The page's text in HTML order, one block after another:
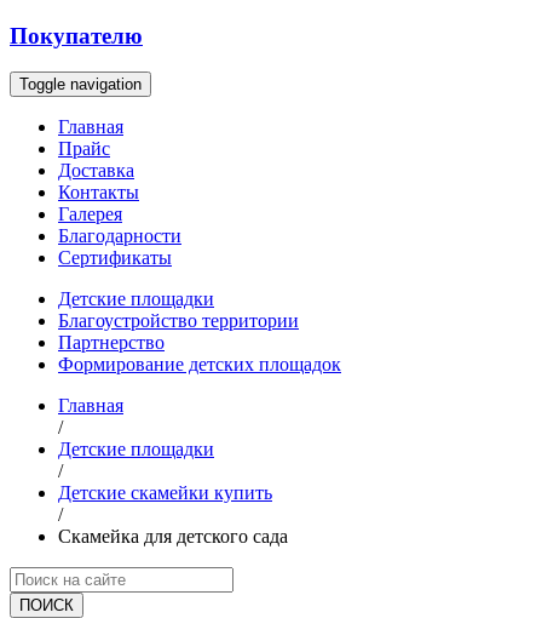
Покупателю
Toggle navigation
Главная
Прайс
Доставка
Контакты
Галерея
Благодарности
Сертификаты
Детские площадки
Благоустройство территории
Партнерство
Формирование детских площадок
Главная
/
Детские площадки
/
Детские скамейки купить
/
Скамейка для детского сада
ПОИCК